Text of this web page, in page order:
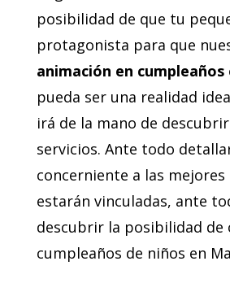
posibilidad de que tu
protagonista para que
animación en cumpleaños
pueda ser una realidad
irá de la mano de
servicios. Ante todo
concerniente a las mejores
estarán vinculadas, ante
descubrir la posibilidad de
cumpleaños de niños en